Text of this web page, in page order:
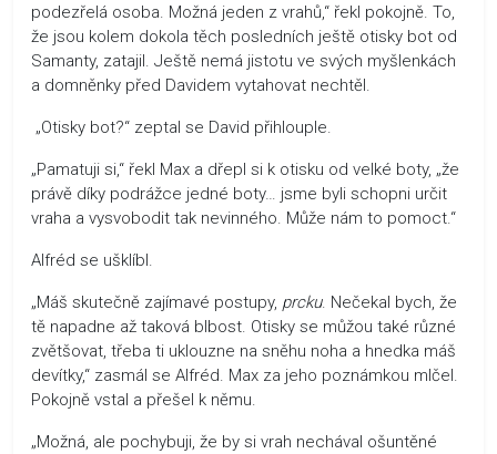
podezřelá osoba. Možná jeden z vrahů,“ řekl pokojně. To,
že jsou kolem dokola těch posledních ještě otisky bot od
Samanty, zatajil. Ještě nemá jistotu ve svých myšlenkách
a domněnky před Davidem vytahovat nechtěl.
„Otisky bot?“ zeptal se David přihlouple.
„Pamatuji si,“ řekl Max a dřepl si k otisku od velké boty, „že
právě díky podrážce jedné boty… jsme byli schopni určit
vraha a vysvobodit tak nevinného. Může nám to pomoct.“
Alfréd se ušklíbl.
„Máš skutečně zajímavé postupy, prcku. Nečekal bych, že
tě napadne až taková blbost. Otisky se můžou také různé
zvětšovat, třeba ti uklouzne na sněhu noha a hnedka máš
devítky,“ zasmál se Alfréd. Max za jeho poznámkou mlčel.
Pokojně vstal a přešel k němu.
„Možná, ale pochybuji, že by si vrah nechával ošuntěné